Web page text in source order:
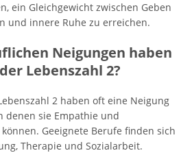
ein Gleichgewicht zwischen Geben
und innere Ruhe zu erreichen.
Neigungen haben
Lebenszahl 2?
2 haben oft eine Neigung
denen sie Empathie und
Geeignete Berufe finden sich
Therapie und Sozialarbeit.